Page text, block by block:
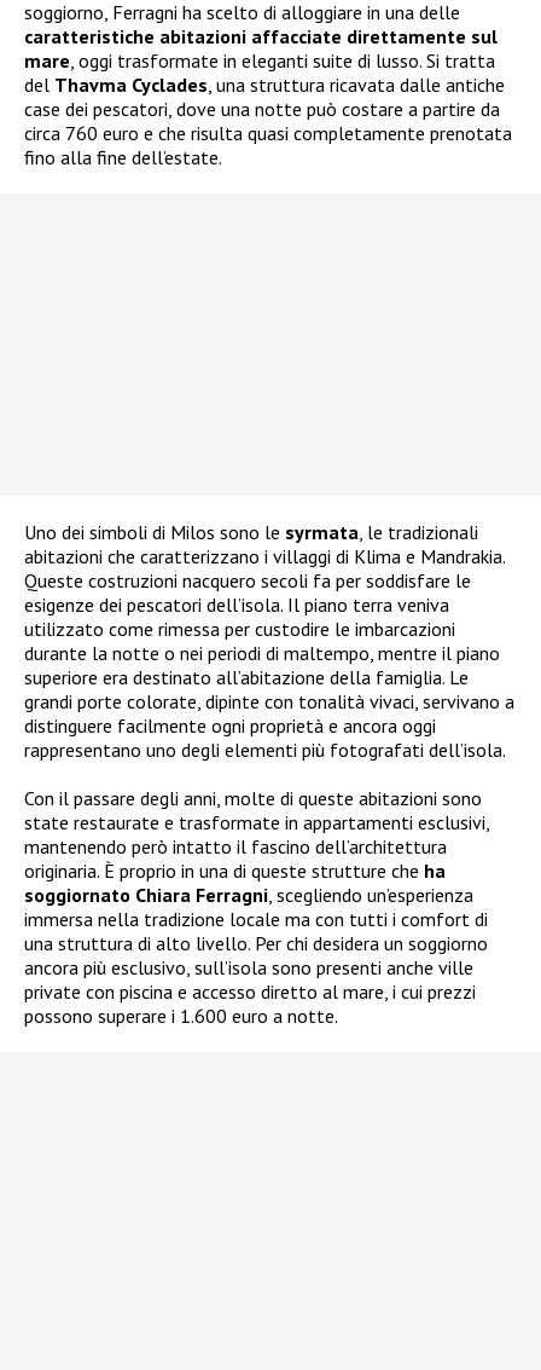
soggiorno, Ferragni ha scelto di alloggiare in una delle
caratteristiche abitazioni affacciate direttamente sul
mare , oggi trasformate in eleganti suite di lusso. Si tratta
del Thavma Cyclades , una struttura ricavata dalle antiche
case dei pescatori, dove una notte può costare a partire da
circa 760 euro e che risulta quasi completamente prenotata
fino alla fine dell’estate.
Uno dei simboli di Milos sono le syrmata , le tradizionali
abitazioni che caratterizzano i villaggi di Klima e Mandrakia.
Queste costruzioni nacquero secoli fa per soddisfare le
esigenze dei pescatori dell’isola. Il piano terra veniva
utilizzato come rimessa per custodire le imbarcazioni
durante la notte o nei periodi di maltempo, mentre il piano
superiore era destinato all’abitazione della famiglia. Le
grandi porte colorate, dipinte con tonalità vivaci, servivano a
distinguere facilmente ogni proprietà e ancora oggi
rappresentano uno degli elementi più fotografati dell’isola.
Con il passare degli anni, molte di queste abitazioni sono
state restaurate e trasformate in appartamenti esclusivi,
mantenendo però intatto il fascino dell’architettura
originaria. È proprio in una di queste strutture che ha
soggiornato Chiara Ferragni , scegliendo un’esperienza
immersa nella tradizione locale ma con tutti i comfort di
una struttura di alto livello. Per chi desidera un soggiorno
ancora più esclusivo, sull’isola sono presenti anche ville
private con piscina e accesso diretto al mare, i cui prezzi
possono superare i 1.600 euro a notte.